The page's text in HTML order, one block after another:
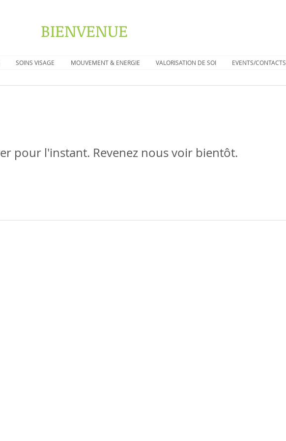
BIENVENUE
SOINS VISAGE MOUVEMENT & ENERGIE VALORISATION DE SOI EVENTS/CONTACTS
pour l'instant. Revenez nous voir bientôt.